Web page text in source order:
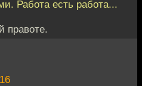
Работа есть работа...
правоте.